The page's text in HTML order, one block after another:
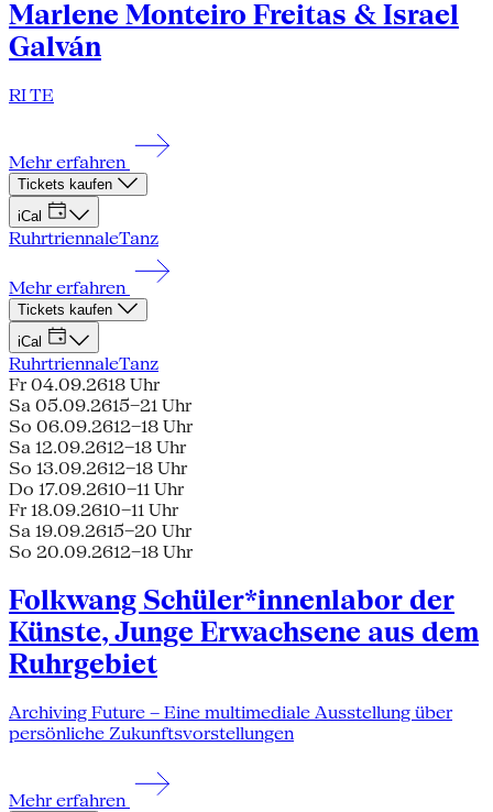
Marlene Monteiro Freitas & Israel
Galván
RI TE
Mehr erfahren
Tickets kaufen
iCal
RuhrtriennaleTanz
Mehr erfahren
Tickets kaufen
iCal
RuhrtriennaleTanz
Fr 04.09.2618 Uhr
Sa 05.09.2615–21 Uhr
So 06.09.2612–18 Uhr
Sa 12.09.2612–18 Uhr
So 13.09.2612–18 Uhr
Do 17.09.2610–11 Uhr
Fr 18.09.2610–11 Uhr
Sa 19.09.2615–20 Uhr
So 20.09.2612–18 Uhr
Folkwang Schüler*innenlabor der
Künste, Junge Erwachsene aus dem
Ruhrgebiet
Archiving Future – Eine multimediale Ausstellung über
persönliche Zukunftsvorstellungen
Mehr erfahren